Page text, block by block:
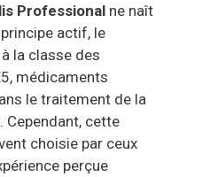
Professional ne naît
actif, le
la classe des
médicaments
le traitement de la
cette
choisie par ceux
perçue